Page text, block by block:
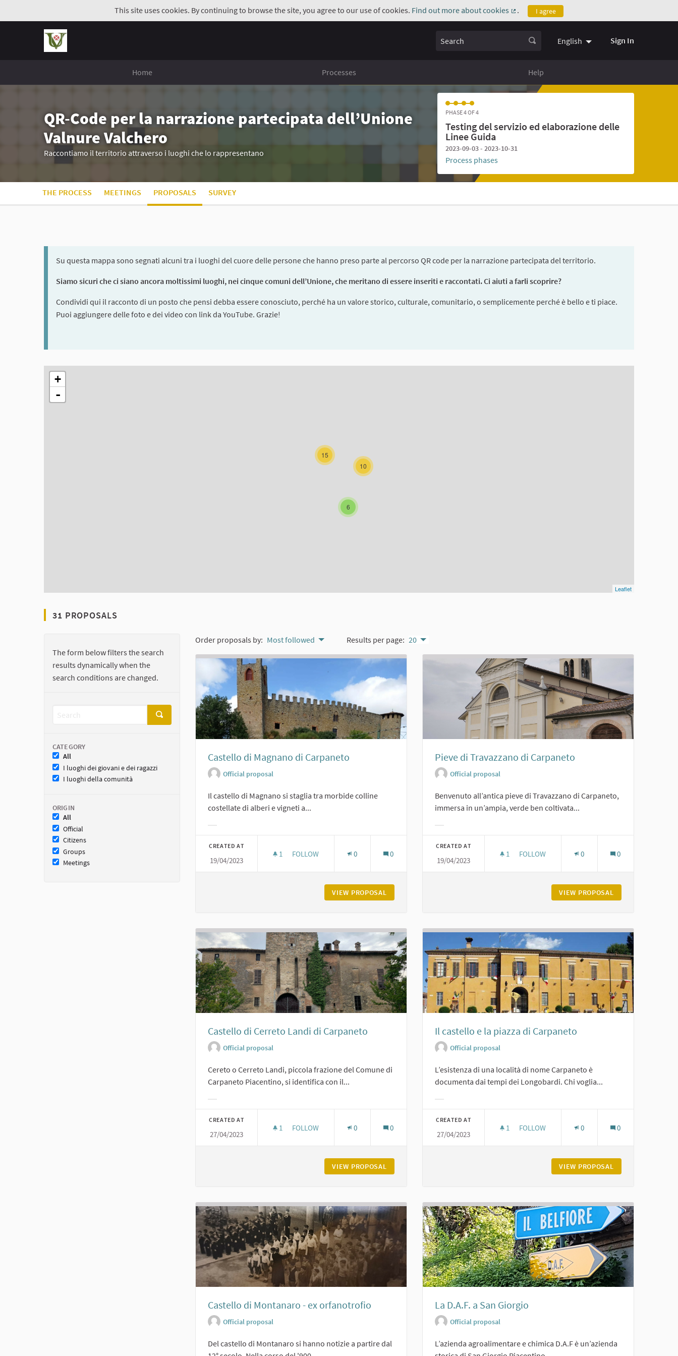
This site uses cookies. By continuing to browse the site, you agree to our use of cookies. Find out more about cookies
(External link)
. I agree
Search English Sign In
Home Processes Help
QR-Code per la narrazione partecipata dell’Unione
Valnure Valchero
Raccontiamo il territorio attraverso i luoghi che lo rappresentano
PHASE 4 OF 4
Testing del servizio ed elaborazione delle
Linee Guida
2023-09-03 - 2023-10-31
Process phases
THE PROCESS MEETINGS PROPOSALS SURVEY
Su questa mappa sono segnati alcuni tra i luoghi del cuore delle persone che hanno preso parte al percorso QR code per la narrazione partecipata del territorio.
Siamo sicuri che ci siano ancora moltissimi luoghi, nei cinque comuni dell’Unione, che meritano di essere inseriti e raccontati. Ci aiuti a farli scoprire?
Condividi qui il racconto di un posto che pensi debba essere conosciuto, perché ha un valore storico, culturale, comunitario, o semplicemente perché è bello e ti piace.
Puoi aggiungere delle foto e dei video con link da YouTube. Grazie!
The following element is a map which presents the items on this page as map points. The element can be used with a screen reader but it may be hard to understand.
6
10
15
+
-
Leaflet
31 PROPOSALS
The form below filters the search
results dynamically when the
search conditions are changed.
CATEGORY
All
I luoghi dei giovani e dei ragazzi
I luoghi della comunità
ORIGIN
All
Official
Citizens
Groups
Meetings
Order proposals by: Most followed Results per page: 20
Castello di Magnano di Carpaneto
Official proposal
Il castello di Magnano si staglia tra morbide colline
costellate di alberi e vigneti a...
CREATED AT
19/04/2023
1 1 FOLLOWER
FOLLOW 0 0
VIEW PROPOSAL
Pieve di Travazzano di Carpaneto
Official proposal
Benvenuto all’antica pieve di Travazzano di Carpaneto,
immersa in un’ampia, verde ben coltivata...
CREATED AT
19/04/2023
1 1 FOLLOWER
FOLLOW 0 0
VIEW PROPOSAL
Castello di Cerreto Landi di Carpaneto
Official proposal
Cereto o Cerreto Landi, piccola frazione del Comune di
Carpaneto Piacentino, si identifica con il...
CREATED AT
27/04/2023
1 1 FOLLOWER
FOLLOW
CASTELLO DI CERRETO LANDI DI CARPANETO
0 0
VIEW PROPOSAL
Il castello e la piazza di Carpaneto
Official proposal
L’esistenza di una località di nome Carpaneto è
documenta dai tempi dei Longobardi. Chi voglia...
CREATED AT
27/04/2023
1 1 FOLLOWER
FOLLOW 0 0
VIEW PROPOSAL
Castello di Montanaro - ex orfanotrofio
Official proposal
Del castello di Montanaro si hanno notizie a partire dal
La D.A.F. a San Giorgio
Official proposal
L’azienda agroalimentare e chimica D.A.F è un’azienda